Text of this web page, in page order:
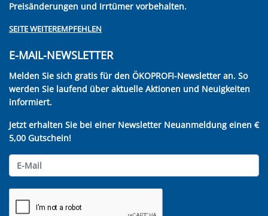
Preisänderungen und Irrtümer vorbehalten.
SEITE WEITEREMPFEHLEN
E-MAIL-NEWSLETTER
Melden Sie sich gratis für den ÖKOPROFI-Newsletter an. So
werden Sie laufend über aktuelle Aktionen und Neuigkeiten
informiert.
Jetzt erhalten Sie bei einer Newsletter Neuanmeldung einen €
5,00 Gutschein!